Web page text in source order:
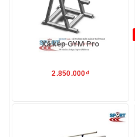
Xà kép GYM Pro
2.850.000₫